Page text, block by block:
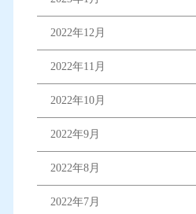
2022年12月
2022年11月
2022年10月
2022年9月
2022年8月
2022年7月